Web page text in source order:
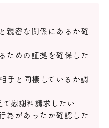
親密な関係にあるか確
ための証拠を確保した
手と同棲しているか調
て慰謝料請求したい
為があったか確認した